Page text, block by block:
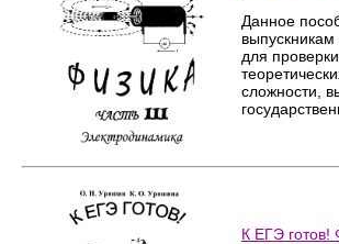
Данное
выпускникам
для
сложности,
К ЕГЭ готов!